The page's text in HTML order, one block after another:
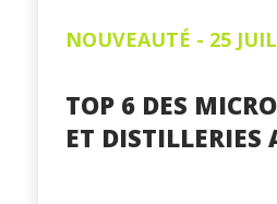
NOUVEAUTÉ - 25
TOP 6 DES
ET DISTILLERIES